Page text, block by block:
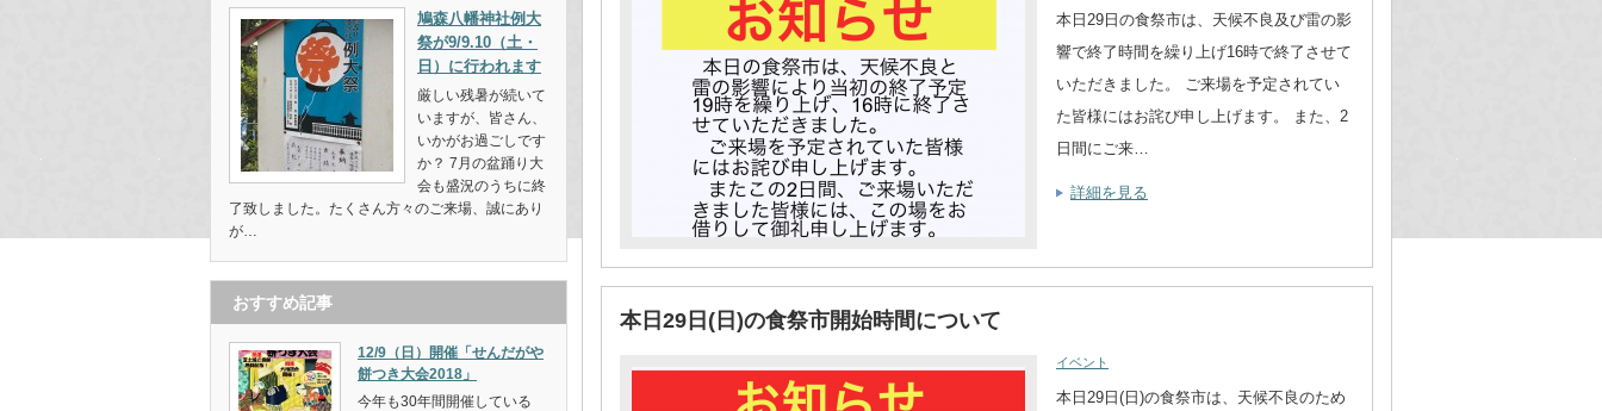
本日29日の食祭市は、天候不良及び雷の影
響で終了時間を繰り上げ16時で終了させて
いただきました。 ご来場を予定されてい
た皆様にはお詫び申し上げます。 また、2
日間にご来…
詳細を見る
本日29日(日)の食祭市開始時間について
イベント
本日29日(日)の食祭市は、天候不良のため
鳩森八幡神社例大
祭が9/9.10（土・
日）に行われます
厳しい残暑が続いて
いますが、皆さん、
いかがお過ごしです
か？ 7月の盆踊り大
会も盛況のうちに終
了致しました。たくさん方々のご来場、誠にあり
が…
おすすめ記事
12/9（日）開催「せんだがや
餅つき大会2018」
今年も30年間開催している